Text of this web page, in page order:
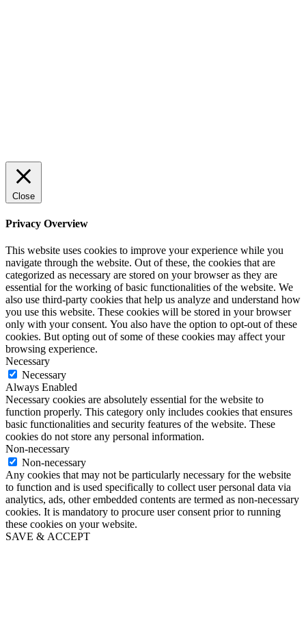
Close
Privacy Overview
This website uses cookies to improve your experience while you
navigate through the website. Out of these, the cookies that are
categorized as necessary are stored on your browser as they are
essential for the working of basic functionalities of the website. We
also use third-party cookies that help us analyze and understand how
you use this website. These cookies will be stored in your browser
only with your consent. You also have the option to opt-out of these
cookies. But opting out of some of these cookies may affect your
browsing experience.
Necessary
Necessary
Always Enabled
Necessary cookies are absolutely essential for the website to
function properly. This category only includes cookies that ensures
basic functionalities and security features of the website. These
cookies do not store any personal information.
Non-necessary
Non-necessary
Any cookies that may not be particularly necessary for the website
to function and is used specifically to collect user personal data via
analytics, ads, other embedded contents are termed as non-necessary
cookies. It is mandatory to procure user consent prior to running
these cookies on your website.
SAVE & ACCEPT